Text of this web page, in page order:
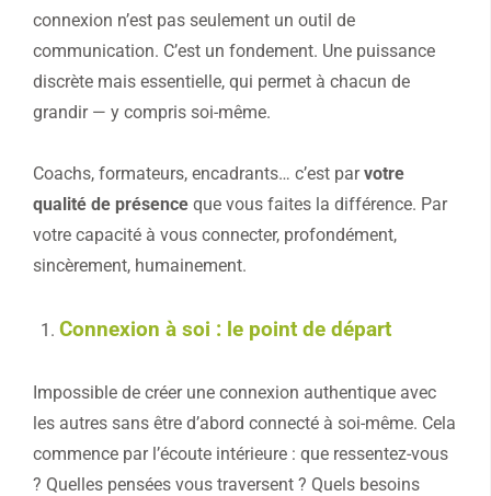
connexion n’est pas seulement un outil de
communication. C’est un fondement. Une puissance
discrète mais essentielle, qui permet à chacun de
grandir — y compris soi-même.
Coachs, formateurs, encadrants… c’est parvotre
qualité de présence que vous faites la différence. Par
votre capacité à vous connecter, profondément,
sincèrement, humainement.
Connexion à soi : le point de départ
Impossible de créer une connexion authentique avec
les autres sans être d’abord connecté à soi-même. Cela
commence par l’écoute intérieure : que ressentez-vous
? Quelles pensées vous traversent ? Quels besoins